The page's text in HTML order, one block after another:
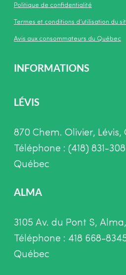
Politique de confidentialité
Termes et conditions d’utilisation du
Avis aux consommateurs du Québec
INFORMATIONS
LÉVIS
870 Chem. Olivier, Lévis,
Téléphone : (418) 831-
Québec
ALMA
3105 Av. du Pont S,
Téléphone : 418 668-
Québec